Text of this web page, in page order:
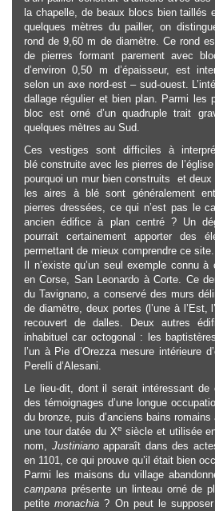
la chapelle, de beaux blocs bien taillés
quelques mètres du pailler, on
rond de 9,60 m de diamètre. Ce rond
de pierres formant parement avec
d’environ 0,50 m d’épaisseur, est
selon un axe nord-est – sud-ouest.
dallage régulier et bien plan. Parmi les
bloc est orné d’un quadruple trait
quelques mètres au Sud.
Ces vestiges sont difficiles à
blé construite avec les pierres de
pourquoi un mur bien construits et
les aires à blé sont généralement
pierres dressées, ce qui n’est pas le
ancien édifice à plan centré ? Un
pourrait certainement apporter des
permettant de mieux comprendre ce site.
Il n’existe qu’un seul exemple connu
en Corse, San Leonardo à Corte. Ce
du Tavignano, a conservé des murs
de diamètre, deux portes (l’une à l’Est,
recouvert de dalles. Deux autres
inhabituel car octogonal : les
l’un à Pie d’Orezza mesure intérieure
Perelli d’Alesani.
Le lieu-dit, dont il serait intéressant de
des témoignages d’une longue
du bronze, puis d’anciens bains romains
une tour datée du Xe siècle et utilisée
nom, Justinianoapparaît dans des
en 1101, ce qui prouve qu’il était bien
Parmi les maisons du village
campana présente un linteau orné de
petitemonachia ? On peut le